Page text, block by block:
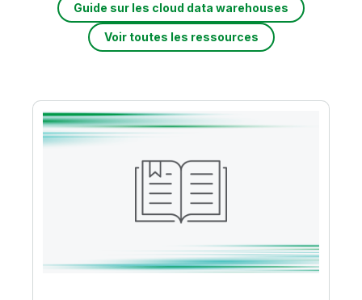
Guide sur les cloud data warehouses
Voir toutes les ressources